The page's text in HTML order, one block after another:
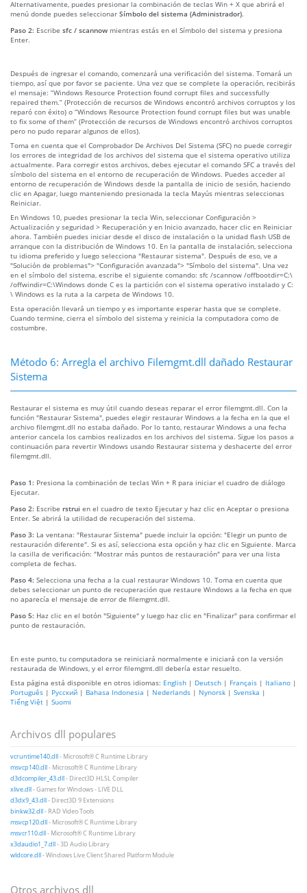
Alternativamente, puedes presionar la combinación de teclas Win + X que abrirá el
menú donde puedes seleccionar Símbolo del sistema (Administrador).
Paso 2: Escribe sfc / scannow mientras estás en el Símbolo del sistema y presiona
Enter.
Después de ingresar el comando, comenzará una verificación del sistema. Tomará un
tiempo, así que por favor se paciente. Una vez que se complete la operación, recibirás
el mensaje: “Windows Resource Protection found corrupt files and successfully
repaired them.” (Protección de recursos de Windows encontró archivos corruptos y los
reparó con éxito) o “Windows Resource Protection found corrupt files but was unable
to fix some of them” (Protección de recursos de Windows encontró archivos corruptos
pero no pudo reparar algunos de ellos).
Toma en cuenta que el Comprobador De Archivos Del Sistema (SFC) no puede corregir
los errores de integridad de los archivos del sistema que el sistema operativo utiliza
actualmente. Para corregir estos archivos, debes ejecutar el comando SFC a través del
símbolo del sistema en el entorno de recuperación de Windows. Puedes acceder al
entorno de recuperación de Windows desde la pantalla de inicio de sesión, haciendo
clic en Apagar, luego manteniendo presionada la tecla Mayús mientras seleccionas
Reiniciar.
En Windows 10, puedes presionar la tecla Win, seleccionar Configuración >
Actualización y seguridad > Recuperación y en Inicio avanzado, hacer clic en Reiniciar
ahora. También puedes iniciar desde el disco de instalación o la unidad flash USB de
arranque con la distribución de Windows 10. En la pantalla de instalación, selecciona
tu idioma preferido y luego selecciona "Restaurar sistema". Después de eso, ve a
"Solución de problemas"> "Configuración avanzada"> "Símbolo del sistema". Una vez
en el símbolo del sistema, escribe el siguiente comando: sfc /scannow /offbootdir=C:\
/offwindir=C:\Windows donde C es la partición con el sistema operativo instalado y C:
\ Windows es la ruta a la carpeta de Windows 10.
Esta operación llevará un tiempo y es importante esperar hasta que se complete.
Cuando termine, cierra el símbolo del sistema y reinicia la computadora como de
costumbre.
Método 6: Arregla el archivo Filemgmt.dll dañado Restaurar
Sistema
Restaurar el sistema es muy útil cuando deseas reparar el error filemgmt.dll. Con la
función "Restaurar Sistema", puedes elegir restaurar Windows a la fecha en la que el
archivo filemgmt.dll no estaba dañado. Por lo tanto, restaurar Windows a una fecha
anterior cancela los cambios realizados en los archivos del sistema. Sigue los pasos a
continuación para revertir Windows usando Restaurar sistema y deshacerte del error
filemgmt.dll.
Paso 1: Presiona la combinación de teclas Win + R para iniciar el cuadro de diálogo
Ejecutar.
Paso 2: Escribe rstrui en el cuadro de texto Ejecutar y haz clic en Aceptar o presiona
Enter. Se abrirá la utilidad de recuperación del sistema.
Paso 3: La ventana: "Restaurar Sistema" puede incluir la opción: "Elegir un punto de
restauración diferente". Si es así, selecciona esta opción y haz clic en Siguiente. Marca
la casilla de verificación: "Mostrar más puntos de restauración" para ver una lista
completa de fechas.
Paso 4: Selecciona una fecha a la cual restaurar Windows 10. Toma en cuenta que
debes seleccionar un punto de recuperación que restaure Windows a la fecha en que
no aparecía el mensaje de error de filemgmt.dll.
Paso 5: Haz clic en el botón "Siguiente" y luego haz clic en "Finalizar" para confirmar el
punto de restauración.
En este punto, tu computadora se reiniciará normalmente e iniciará con la versión
restaurada de Windows, y el error filemgmt.dll debería estar resuelto.
Esta página está disponible en otros idiomas: English | Deutsch | Français | Italiano |
Português | Русский | Bahasa Indonesia | Nederlands | Nynorsk | Svenska |
Tiếng Việt | Suomi
Archivos dll populares
vcruntime140.dll- Microsoft® C Runtime Library
msvcp140.dll- Microsoft® C Runtime Library
d3dcompiler_43.dll- Direct3D HLSL Compiler
xlive.dll- Games for Windows - LIVE DLL
d3dx9_43.dll- Direct3D 9 Extensions
binkw32.dll- RAD Video Tools
msvcp120.dll- Microsoft® C Runtime Library
msvcr110.dll- Microsoft® C Runtime Library
x3daudio1_7.dll- 3D Audio Library
wldcore.dll- Windows Live Client Shared Platform Module
Otros archivos dll